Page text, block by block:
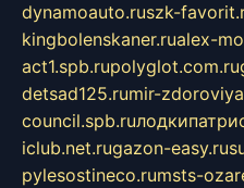
dynamoauto.ruszk-
kingbolenskaner.rualex-
act1.spb.rupolyglot.com.ru
detsad125.rumir-
council.spb.ru
iclub.net.rugazon-easy.ru
pylesostineco.rumsts-